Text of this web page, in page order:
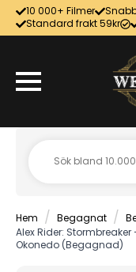
10 000+ Filmer
Standard frakt 59kr
Hem Begagnat
Alex Rider: Stormbreaker
Okonedo (Begagnad)